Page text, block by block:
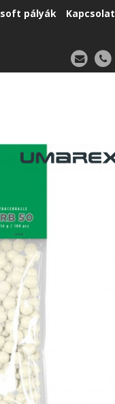
pályák Kapcsolat